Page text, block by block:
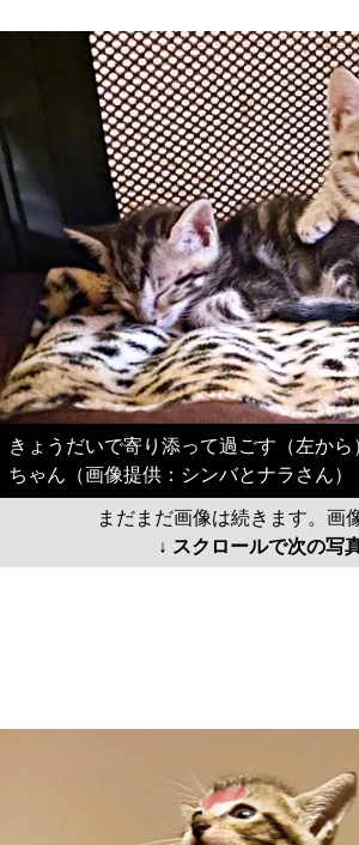
きょうだいで寄り添って過ごす（左か
ちゃん（画像提供：シンバとナラさん）
まだまだ画像は続きます。画
↓ スクロールで次の写